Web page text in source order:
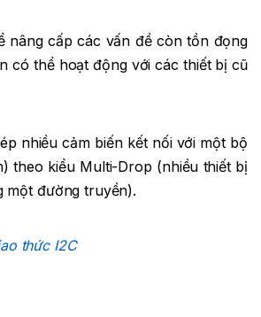
nâng cấp các vấn đề còn tồn đọng
có thể hoạt động với các thiết bị cũ
nhiều cảm biến kết nối với một bộ
theo kiểu Multi-Drop (nhiều thiết bị
một đường truyền).
thức I2C